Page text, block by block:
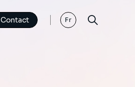
Contact Fr